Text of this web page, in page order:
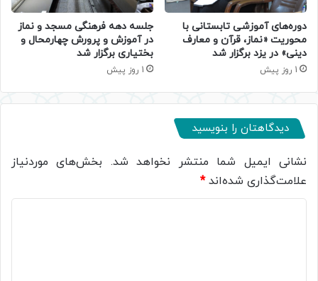
دوره‌های آموزشی تابستانی با
محوریت «نماز، قرآن و معارف
دینی» در یزد برگزار شد
1 روز پیش
جلسه دهه فرهنگی مسجد و نماز
در آموزش و پرورش چهارمحال و
بختیاری برگزار شد
1 روز پیش
دیدگاهتان را بنویسید
نشانی ایمیل شما منتشر نخواهد شد. بخش‌های موردنیاز
علامت‌گذاری شده‌اند*